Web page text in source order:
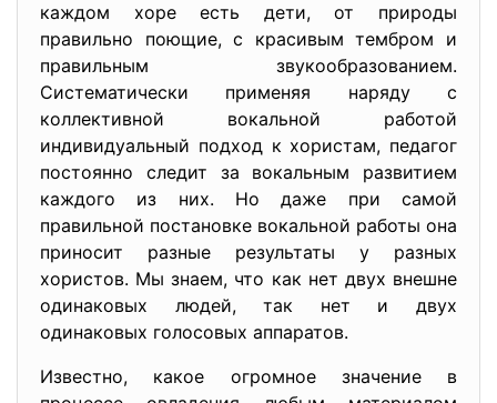
каждом хоре есть дети, от природы
правильно поющие, с красивым тембром и
правильным звукообразованием.
Систематически применяя наряду с
коллективной вокальной работой
индивидуальный подход к хористам, педагог
постоянно следит за вокальным развитием
каждого из них. Но даже при самой
правильной постановке вокальной работы она
приносит разные результаты у разных
хористов. Мы знаем, что как нет двух внешне
одинаковых людей, так нет и двух
одинаковых голосовых аппаратов.
Известно, какое огромное значение в